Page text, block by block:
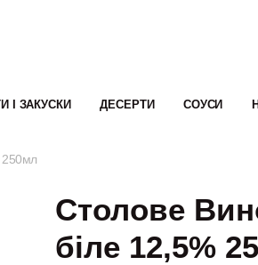
І ЗАКУСКИ ДЕСЕРТИ СОУСИ
250мл
Столове
біле 12,5%